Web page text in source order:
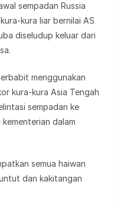
sempadan Russia
kura liar bernilai AS
diseludup keluar dari
menggunakan
kura-kura Asia Tengah
sempadan ke
dalam
semua haiwan
dan kakitangan